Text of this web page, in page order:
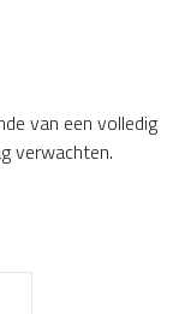
van een volledig
verwachten.